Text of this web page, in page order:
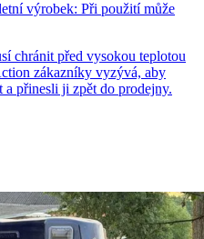
výrobek: Při použití může
chránit před vysokou teplotou
zákazníky vyzývá, aby
přinesli ji zpět do prodejny.